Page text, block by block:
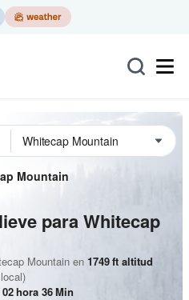
Mountain
para Whitecap
Mountain en 1749ft altitud
02hora 36Min